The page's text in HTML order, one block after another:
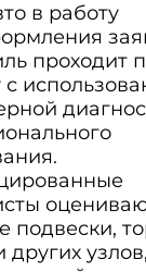
в работу
проходит
с
подвески,
других